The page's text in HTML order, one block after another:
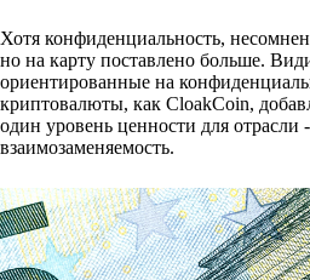
Хотя конфиденциальность,
но на карту поставлено больше.
ориентированные на
криптовалюты, как CloakCoin,
один уровень ценности для
взаимозаменяемость.